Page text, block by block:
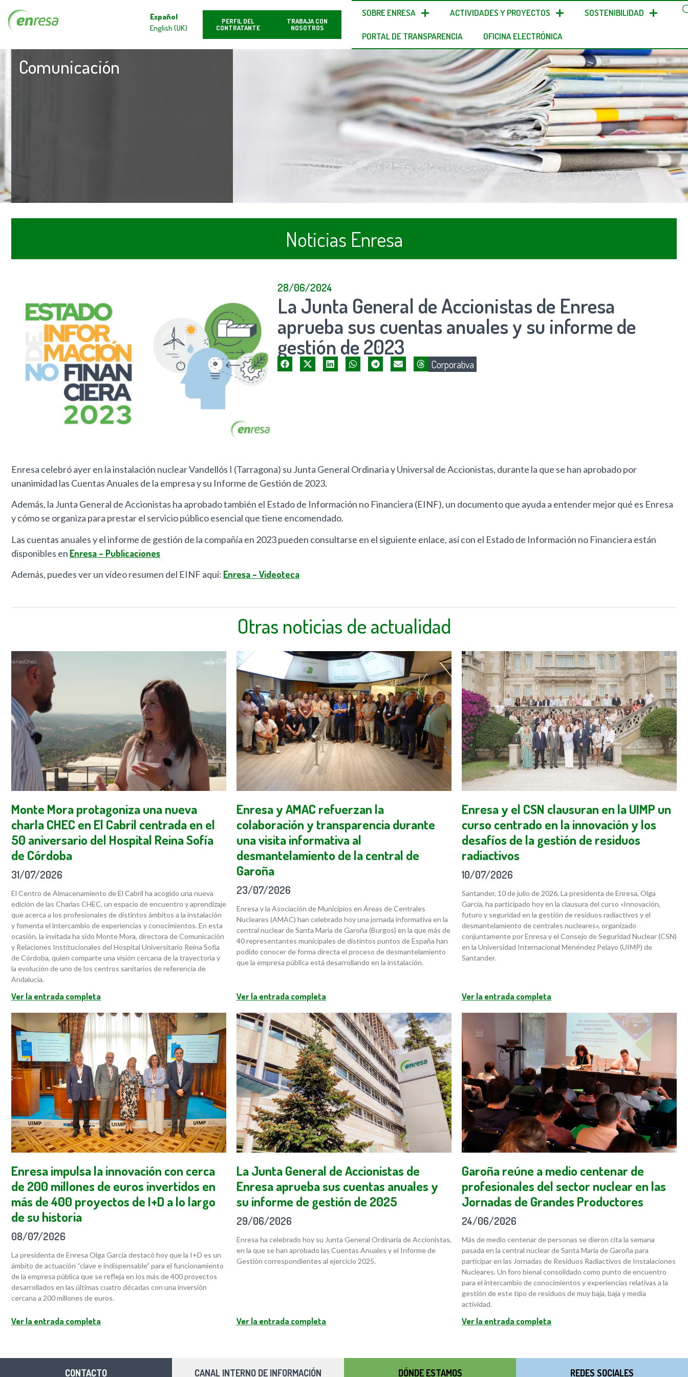
Español
English (UK)
PERFIL DEL
CONTRATANTE
TRABAJA CON
NOSOTROS
SOBRE ENRESA ACTIVIDADES Y PROYECTOS SOSTENIBILIDAD
PORTAL DE TRANSPARENCIA OFICINA ELECTRÓNICA
Comunicación
Noticias Enresa
28/06/2024
La Junta General de Accionistas de Enresa
aprueba sus cuentas anuales y su informe de
gestión de 2023
Corporativa
Enresa celebró ayer en la instalación nuclear Vandellós I (Tarragona) su Junta General Ordinaria y Universal de Accionistas, durante la que se han aprobado por
unanimidad las Cuentas Anuales de la empresa y su Informe de Gestión de 2023.
Además, la Junta General de Accionistas ha aprobado también el Estado de Información no Financiera (EINF), un documento que ayuda a entender mejor qué es Enresa
y cómo se organiza para prestar el servicio público esencial que tiene encomendado.
Las cuentas anuales y el informe de gestión de la compañía en 2023 pueden consultarse en el siguiente enlace, así con el Estado de Información no Financiera están
disponibles en Enresa – Publicaciones
Además, puedes ver un vídeo resumen del EINF aquí: Enresa – Videoteca
Otras noticias de actualidad
Monte Mora protagoniza una nueva
charla CHEC en El Cabril centrada en el
50 aniversario del Hospital Reina Sofía
de Córdoba
31/07/2026
El Centro de Almacenamiento de El Cabril ha acogido una nueva
edición de las Charlas CHEC, un espacio de encuentro y aprendizaje
que acerca a los profesionales de distintos ámbitos a la instalación
y fomenta el intercambio de experiencias y conocimientos. En esta
ocasión, la invitada ha sido Monte Mora, directora de Comunicación
y Relaciones Institucionales del Hospital Universitario Reina Sofía
de Córdoba, quien comparte una visión cercana de la trayectoria y
la evolución de uno de los centros sanitarios de referencia de
Andalucía.
Ver la entrada completa
Enresa y AMAC refuerzan la
colaboración y transparencia durante
una visita informativa al
desmantelamiento de la central de
Garoña
23/07/2026
Enresa y la Asociación de Municipios en Áreas de Centrales
Nucleares (AMAC) han celebrado hoy una jornada informativa en la
central nuclear de Santa María de Garoña (Burgos) en la que más de
40 representantes municipales de distintos puntos de España han
podido conocer de forma directa el proceso de desmantelamiento
que la empresa pública está desarrollando en la instalación.
Ver la entrada completa
Enresa y el CSN clausuran en la UIMP un
curso centrado en la innovación y los
desafíos de la gestión de residuos
radiactivos
10/07/2026
Santander, 10 de julio de 2026. La presidenta de Enresa, Olga
García, ha participado hoy en la clausura del curso «Innovación,
futuro y seguridad en la gestión de residuos radiactivos y el
desmantelamiento de centrales nucleares», organizado
conjuntamente por Enresa y el Consejo de Seguridad Nuclear (CSN)
en la Universidad Internacional Menéndez Pelayo (UIMP) de
Santander.
Ver la entrada completa
Enresa impulsa la innovación con cerca
de 200 millones de euros invertidos en
más de 400 proyectos de I+D a lo largo
de su historia
08/07/2026
La presidenta de Enresa Olga García destacó hoy que la I+D es un
ámbito de actuación “clave e indispensable” para el funcionamiento
de la empresa pública que se refleja en los más de 400 proyectos
desarrollados en las últimas cuatro décadas con una inversión
cercana a 200 millones de euros.
Ver la entrada completa
La Junta General de Accionistas de
Enresa aprueba sus cuentas anuales y
su informe de gestión de 2025
29/06/2026
Enresa ha celebrado hoy su Junta General Ordinaria de Accionistas,
en la que se han aprobado las Cuentas Anuales y el Informe de
Gestión correspondientes al ejercicio 2025.
Ver la entrada completa
Garoña reúne a medio centenar de
profesionales del sector nuclear en las
Jornadas de Grandes Productores
24/06/2026
Más de medio centenar de personas se dieron cita la semana
pasada en la central nuclear de Santa María de Garoña para
participar en las Jornadas de Residuos Radiactivos de Instalaciones
Nucleares. Un foro bienal consolidado como punto de encuentro
para el intercambio de conocimientos y experiencias relativas a la
gestión de este tipo de residuos de muy baja, baja y media
actividad.
Ver la entrada completa
CONTACTO CANAL INTERNO DE INFORMACIÓN DÓNDE ESTAMOS REDES SOCIALES